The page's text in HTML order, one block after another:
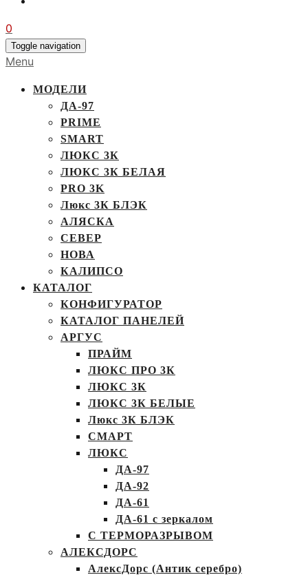
0
Toggle navigation
Menu
МОДЕЛИ
ДА-97
PRIME
SMART
ЛЮКС 3К
ЛЮКС 3К БЕЛАЯ
PRO 3K
Люкс 3К БЛЭК
АЛЯСКА
СЕВЕР
НОВА
КАЛИПСО
КАТАЛОГ
КОНФИГУРАТОР
КАТАЛОГ ПАНЕЛЕЙ
АРГУС
ПРАЙМ
ЛЮКС ПРО 3К
ЛЮКС 3К
ЛЮКС 3К БЕЛЫЕ
Люкс 3К БЛЭК
СМАРТ
ЛЮКС
ДА-97
ДА-92
ДА-61
ДА-61 с зеркалом
С ТЕРМОРАЗРЫВОМ
АЛЕКСДОРС
АлексДорс (Антик серебро)